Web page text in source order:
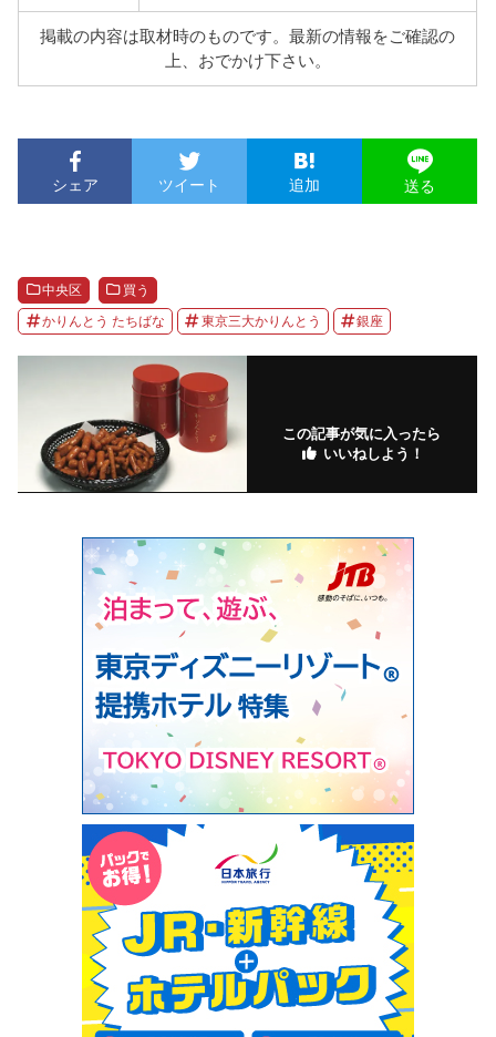
掲載の内容は取材時のものです。最新の情報をご確認の
上、おでかけ下さい。
シェア ツイート 追加 送る
中央区 買う
かりんとう たちばな 東京三大かりんとう 銀座
この記事が気に入ったら
いいねしよう！